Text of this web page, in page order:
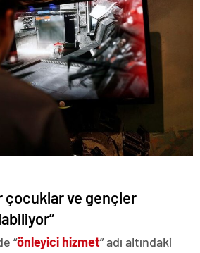
çocuklar ve gençler
“önleyici hizmet” adı altındaki